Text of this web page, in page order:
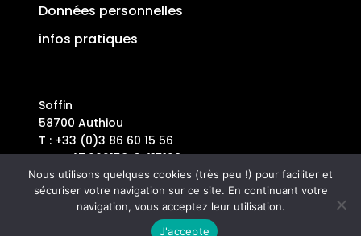
Données personnelles
infos pratiques
Soffin
58700 Authiou
T : +33 (0)3 86 60 15 56
GPS : 47.262158, 3.415128
Plus Code : 7C68+V36
Nous utilisons quelques cookies (très peu !) pour faciliter et
sécuriser votre navigation sur ce site. En continuant votre
navigation, vous acceptez leur utilisation.
J'accepte